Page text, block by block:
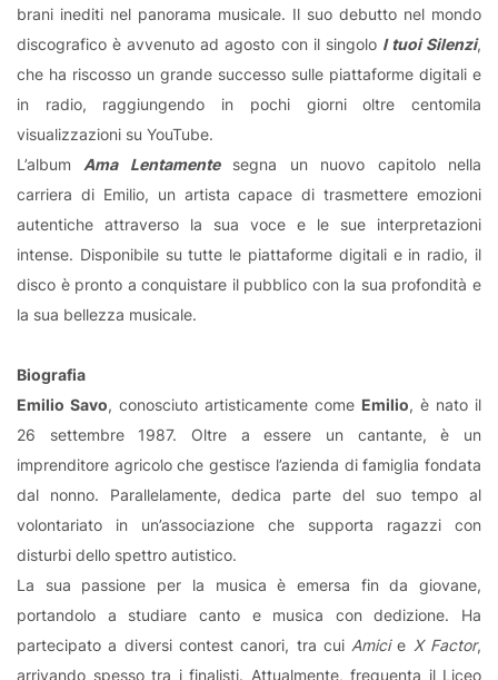
brani inediti nel panorama musicale. Il suo debutto nel mondo
discografico è avvenuto ad agosto con il singolo I tuoi Silenzi,
che ha riscosso un grande successo sulle piattaforme digitali e
in radio, raggiungendo in pochi giorni oltre centomila
visualizzazioni su YouTube.
L’album Ama Lentamentesegna un nuovo capitolo nella
carriera di Emilio, un artista capace di trasmettere emozioni
autentiche attraverso la sua voce e le sue interpretazioni
intense. Disponibile su tutte le piattaforme digitali e in radio, il
disco è pronto a conquistare il pubblico con la sua profondità e
la sua bellezza musicale.
Biografia
Emilio Savo, conosciuto artisticamente come Emilio, è nato il
26 settembre 1987. Oltre a essere un cantante, è un
imprenditore agricolo che gestisce l’azienda di famiglia fondata
dal nonno. Parallelamente, dedica parte del suo tempo al
volontariato in un’associazione che supporta ragazzi con
disturbi dello spettro autistico.
La sua passione per la musica è emersa fin da giovane,
portandolo a studiare canto e musica con dedizione. Ha
partecipato a diversi contest canori, tra cui Amicie X Factor,
arrivando spesso tra i finalisti. Attualmente, frequenta il Liceo